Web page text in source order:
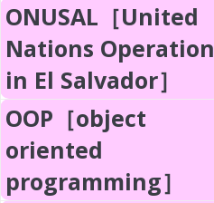
ONUSAL［United
Nations Operation
in El Salvador］
OOP［object
oriented
programming］